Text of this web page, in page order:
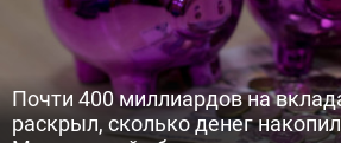
Почти 400 миллиардов на
раскрыл, сколько денег